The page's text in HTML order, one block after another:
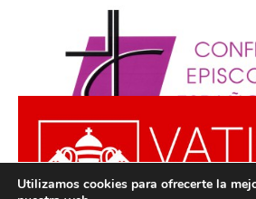
Utilizamos cookies para ofrecerte la